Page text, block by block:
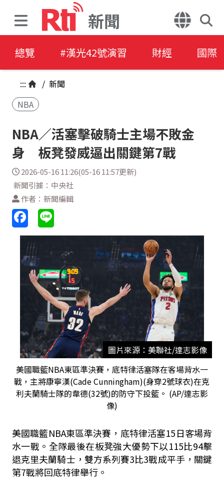
新聞
總覽 #漢光42號演習 財經 國際
::: / 新聞
NBA
NBA／活塞擊破騎士主場不敗金
身 板凳發威逼出關鍵第7戰
2026-05-16 11:26(05-16 11:57更新)
新聞引據：中央社
作者：新聞編輯
圖片來源：美聯社/達志影像
美國職籃NBA東區準決賽，底特律活塞隊在客場背水一
戰，主將康寧漢(Cade Cunningham)(身穿2號球衣)在克
利夫蘭騎士隊的韋德(32號)的防守下投籃。 (AP/達志影
像)
美國職籃NBA東區準決賽，底特律活塞15日客場背
水一戰。全隊最後在板凳強大優勢下以115比94擊
退克里夫蘭騎士，雙方系列賽3比3戰成平手，關鍵
第7戰將回底特律舉行。